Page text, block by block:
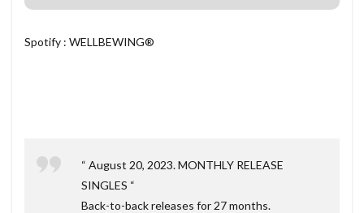
Spotify : WELLBEWING®
“ August 20, 2023. MONTHLY RELEASE
SINGLES “
Back-to-back releases for 27 months.